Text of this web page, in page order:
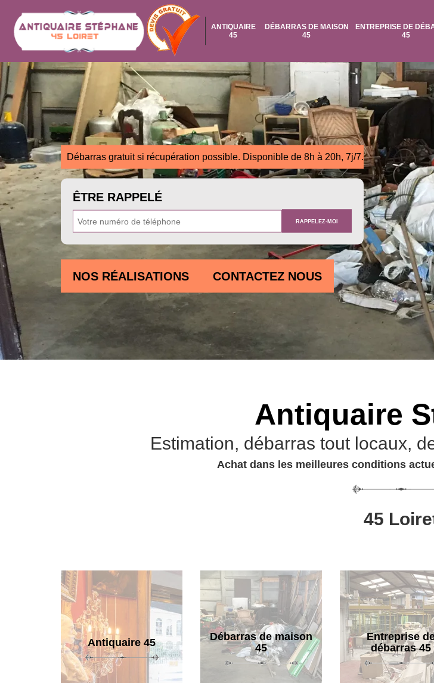
ANTIQUAIRE
45
DÉBARRAS DE MAISON
45
ENTREPRISE DE
45
Débarras gratuit si récupération possible. Disponible de 8h à 20h, 7j/7.
ÊTRE RAPPELÉ
NOS RÉALISATIONS CONTACTEZ NOUS
Antiquaire
Estimation, débarras tout locaux,
Achat dans les meilleures conditions
45
Antiquaire 45
Débarras de maison
45
Entreprise
débarras 45